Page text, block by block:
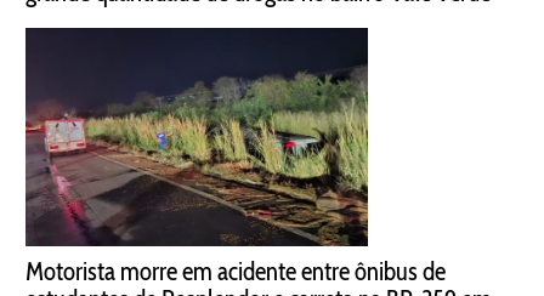
Motorista morre em acidente entre ônibus de